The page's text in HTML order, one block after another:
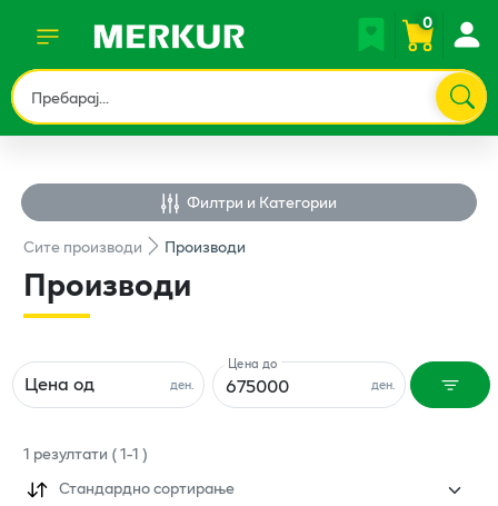
0
Филтри и Категории
Ситепроизводи Производи
Производи
ден.
Цена од ден.
Цена до
1 резултати (1-1)
Стандардно сортирање